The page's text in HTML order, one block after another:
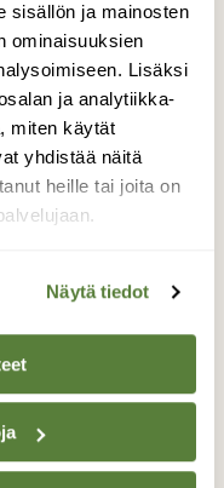
sisällön ja mainosten
ominaisuuksien
Lisäksi
ja analytiikka-
miten käytät
yhdistää näitä
heille tai joita on
Näytä tiedot
kiivaasti pesiä
alle.
Marjala, Joensuu